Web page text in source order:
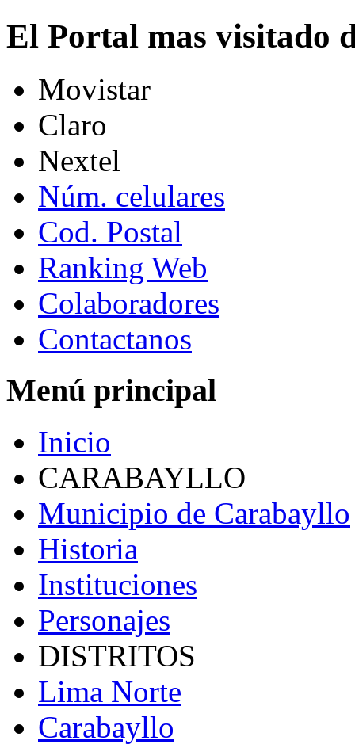
El Portal mas visitado
Movistar
Claro
Nextel
Núm. celulares
Cod. Postal
Ranking Web
Colaboradores
Contactanos
Menú principal
Inicio
CARABAYLLO
Municipio de Carabayllo
Historia
Instituciones
Personajes
DISTRITOS
Lima Norte
Carabayllo